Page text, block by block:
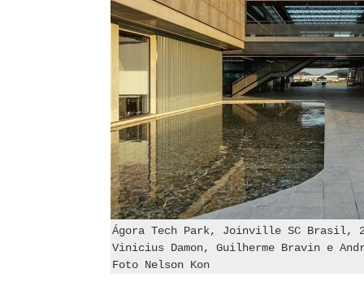
Ágora Tech Park, Joinville SC Brasil,
Vinicius Damon, Guilherme Bravin e
Foto Nelson Kon